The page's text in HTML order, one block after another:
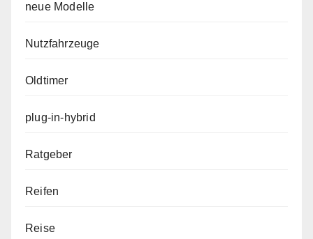
neue Modelle
Nutzfahrzeuge
Oldtimer
plug-in-hybrid
Ratgeber
Reifen
Reise